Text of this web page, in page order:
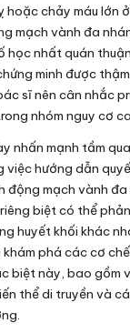
hoặc chảy máu lớn
mạch vành đa
học nhất quán
minh được
sĩ nên cân nhắc
nhóm nguy cơ
nhấn mạnh tầm
việc hướng dẫn
động mạch vành
biệt có thể
huyết khối khác
phá các cơ
biệt này, bao gồm
thể di truyền và